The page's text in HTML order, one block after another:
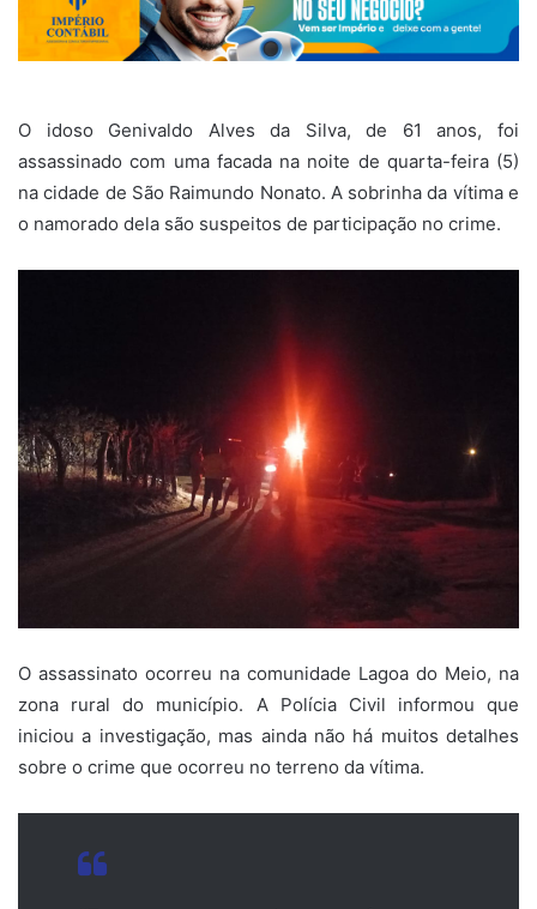
O idoso Genivaldo Alves da Silva, de 61 anos, foi
assassinado com uma facada na noite de quarta-feira (5)
na cidade de São Raimundo Nonato. A sobrinha da vítima e
o namorado dela são suspeitos de participação no crime.
O assassinato ocorreu na comunidade Lagoa do Meio, na
zona rural do município. A Polícia Civil informou que
iniciou a investigação, mas ainda não há muitos detalhes
sobre o crime que ocorreu no terreno da vítima.